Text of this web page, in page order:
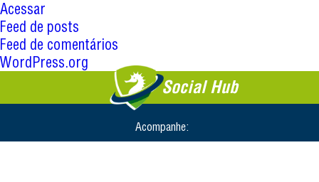
Acessar
Feed de posts
Feed de comentários
WordPress.org
Social Hub
Acompanhe: